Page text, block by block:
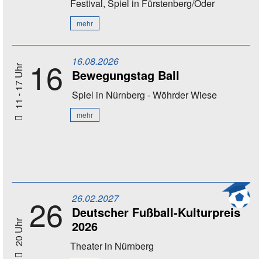
Festival, Spiel in Fürstenberg/Oder
mehr
11 - 17 Uhr 16 16.08.2026
Bewegungstag Ball
Spiel in Nürnberg - Wöhrder Wiese
mehr
20 Uhr 26 26.02.2027
Deutscher Fußball-Kulturpreis
2026
Theaterin Nürnberg